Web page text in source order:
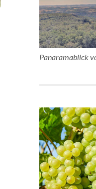
Panaramablick